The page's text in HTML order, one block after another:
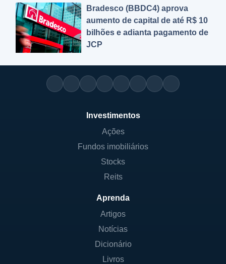
Bradesco (BBDC4) aprova
aumento de capital de até R$ 10
bilhões e adianta pagamento de
JCP
Investimentos
Ações
Fundos imobiliários
Stocks
Reits
Aprenda
Artigos
Notícias
Dicionário
Livros